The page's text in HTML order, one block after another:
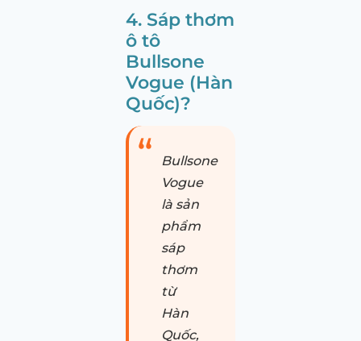
4. Sáp thơm
ô tô
Bullsone
Vogue (Hàn
Quốc)?
Bullsone
Vogue
là sản
phẩm
sáp
thơm
từ
Hàn
Quốc,